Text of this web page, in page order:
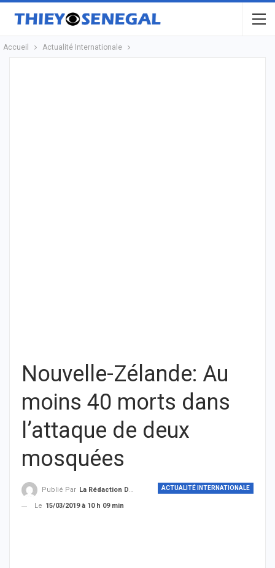
Accueil Actualité Internationale
Nouvelle-Zélande: Au
moins 40 morts dans
l’attaque de deux
mosquées
ACTUALITÉ INTERNATIONALE
Publié Par La Rédaction De THIEYSENEGAL.com
Le 15/03/2019 à 10 h 09 min